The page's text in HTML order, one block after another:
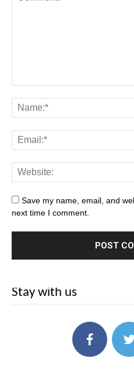
Save my name, email, and
next time I comment.
Stay with us